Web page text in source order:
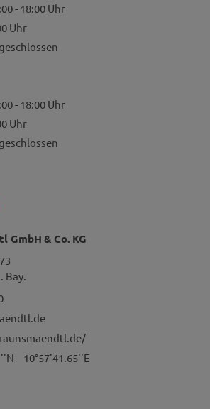
- 18:00 Uhr
Uhr
- 18:00 Uhr
Uhr
GmbH & Co. KG
Bay.
10°57'41.65''E